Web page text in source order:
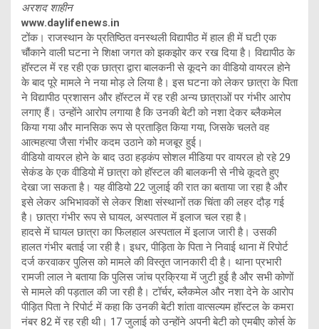
अरशद शाहीन
www.daylifenews.in
टोंक। राजस्थान के प्रतिष्ठित वनस्थली विद्यापीठ में हाल ही में घटी एक
चौंकाने वाली घटना ने शिक्षा जगत को झकझोर कर रख दिया है। विद्यापीठ के
हॉस्टल में रह रही एक छात्रा द्वारा बालकनी से कूदने का वीडियो वायरल होने
के बाद पूरे मामले ने नया मोड़ ले लिया है। इस घटना को लेकर छात्रा के पिता
ने विद्यापीठ प्रशासन और हॉस्टल में रह रही अन्य छात्राओं पर गंभीर आरोप
लगाए हैं। उन्होंने आरोप लगाया है कि उनकी बेटी को नशा देकर ब्लैकमेल
किया गया और मानसिक रूप से प्रताड़ित किया गया, जिसके चलते वह
आत्महत्या जैसा गंभीर कदम उठाने को मजबूर हुई।
वीडियो वायरल होने के बाद उठा हड़कंप सोशल मीडिया पर वायरल हो रहे 29
सेकंड के एक वीडियो में छात्रा को हॉस्टल की बालकनी से नीचे कूदते हुए
देखा जा सकता है। यह वीडियो 22 जुलाई की रात का बताया जा रहा है और
इसे लेकर अभिभावकों से लेकर शिक्षा संस्थानों तक चिंता की लहर दौड़ गई
है। छात्रा गंभीर रूप से घायल, अस्पताल में इलाज चल रहा है।
हादसे में घायल छात्रा का फिलहाल अस्पताल में इलाज जारी है। उसकी
हालत गंभीर बताई जा रही है। इधर, पीड़िता के पिता ने निवाई थाना में रिपोर्ट
दर्ज करवाकर पुलिस को मामले की विस्तृत जानकारी दी है। थाना प्रभारी
रामजी लाल ने बताया कि पुलिस जांच प्रक्रिया में जुटी हुई है और सभी कोणों
से मामले की पड़ताल की जा रही है। टॉर्चर, ब्लैकमेल और नशा देने के आरोप
पीड़ित पिता ने रिपोर्ट में कहा कि उनकी बेटी शांता वात्सल्यम हॉस्टल के कमरा
नंबर 82 में रह रही थी। 17 जुलाई को उन्होंने अपनी बेटी को एमबीए कोर्स के